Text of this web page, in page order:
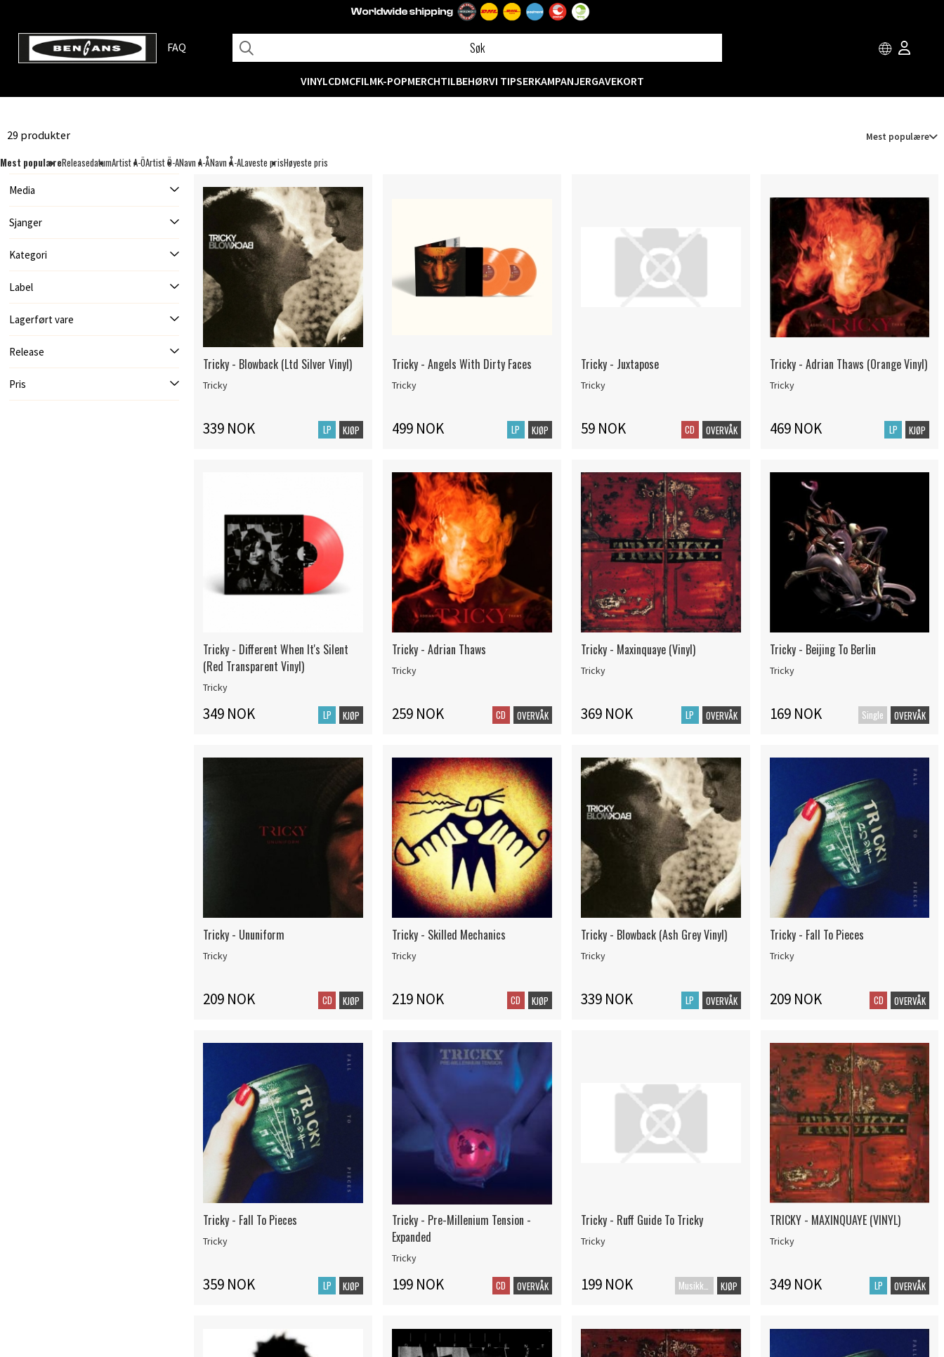
FAQ
VINYLCDMCFILMK-POPMERCHTILBEHØRVI TIPSERKAMPANJERGAVEKORT
29 produkter Mest populære
Mest populæreReleasedatumArtist A-ÖArtist Ö-ANavn A-ÅNavn Å-ALaveste prisHøyeste pris
Media
Sjanger
Kategori
Label
Lagerført vare
Release
Pris
Tricky - Blowback (Ltd Silver Vinyl)
Tricky
339 NOK LP KJØP
Tricky - Angels With Dirty Faces
Tricky
499 NOK LP KJØP
Tricky - Juxtapose
Tricky
59 NOK CD OVERVÅK
Tricky - Adrian Thaws (Orange Vinyl)
Tricky
469 NOK LP KJØP
Tricky - Different When It's Silent
(Red Transparent Vinyl)
Tricky
349 NOK LP KJØP
Tricky - Adrian Thaws
Tricky
259 NOK CD OVERVÅK
Tricky - Maxinquaye (Vinyl)
Tricky
369 NOK LP OVERVÅK
Tricky - Beijing To Berlin
Tricky
169 NOK Single OVERVÅK
Tricky - Ununiform
Tricky
209 NOK CD KJØP
Tricky - Skilled Mechanics
Tricky
219 NOK CD KJØP
Tricky - Blowback (Ash Grey Vinyl)
Tricky
339 NOK LP OVERVÅK
Tricky - Fall To Pieces
Tricky
209 NOK CD OVERVÅK
Tricky - Fall To Pieces
Tricky
359 NOK LP KJØP
Tricky - Pre-Millenium Tension -
Expanded
Tricky
199 NOK CD OVERVÅK
Tricky - Ruff Guide To Tricky
Tricky
199 NOK KJØP
TRICKY - MAXINQUAYE (VINYL)
Tricky
349 NOK LP OVERVÅK